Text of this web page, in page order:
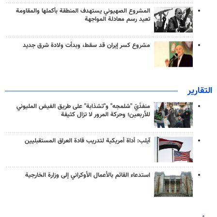
المشروع الصهيوني يستهدف المنطقة بأكملها والمقاومة
تعيد رسم معادلة المواجهة
مشروع كسر إيران قد سقط، وبدأت ولادة شرق جديد
التقارير
منفذَيّ "شلمجه" و"تشذابة" على طريق الفيض المليوني
للأربعين؛ وحركة المرور لا تزال كثيفة
آيلب: أداة أمريكية لتدريب قادة العراق المستقبليين
استدعاء القائم بالأعمال الأوكراني إلى وزارة الخارجية